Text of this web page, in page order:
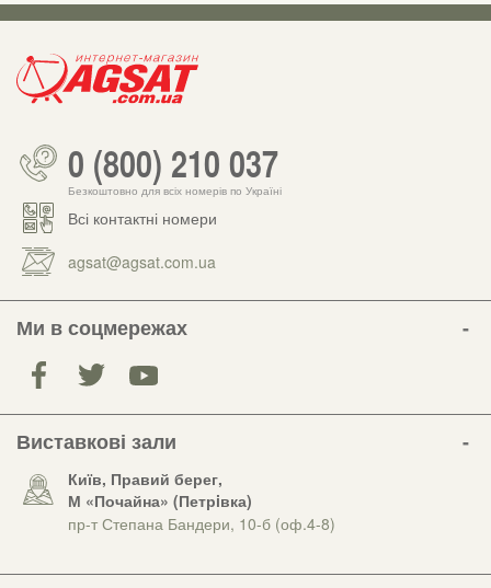
0 (800) 210 037
Безкоштовно для всіх номерів по Україні
Всі контактні номери
agsat@agsat.com.ua
Ми в соцмережах
Виставкові зали
Київ, Правий берег,
М «Почайна» (Петрiвка)
пр-т Степана Бандери, 10-б (оф.4-8)